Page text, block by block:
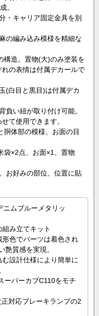
。
・キャリア固定金具を別
の編み込み模様を精細な
構造。置物(大)のみ塗装を
の表情は付属デカールで
(白目と黒目)は付属デカ
負い紐が取り付け可能。
て使用できます。
体部の模様、お面の目
袋×2点、お面×1、置物
お好みの部位、位置に貼
ニムブルーメタリッ
み立てキット
色でパーツは着色され
艶質感を実現。
設計仕様により簡単に
ーパーカブC110をモチ
対応ブレーキランプの2